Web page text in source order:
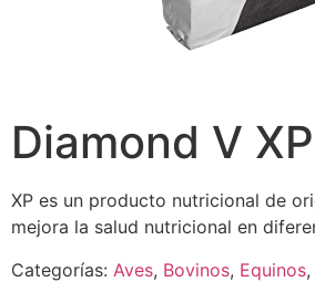
Diamond V XP
XP es un producto nutricional de
mejora la salud nutricional en
Categorías: Aves, Bovinos, Equinos,